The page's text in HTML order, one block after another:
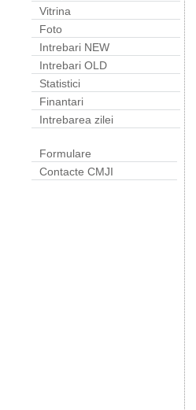
Vitrina
Foto
Intrebari NEW
Intrebari OLD
Statistici
Finantari
Intrebarea zilei
Formulare
Contacte CMJI